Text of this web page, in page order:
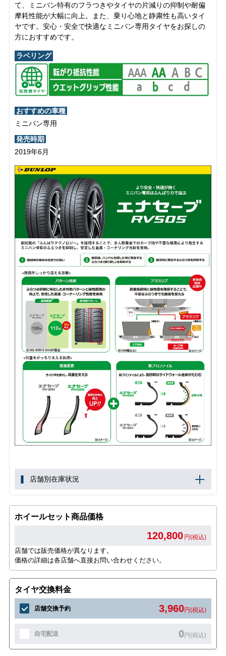
て、ミニバン特有のフラつきやタイヤの片減りの抑制や耐偏
摩耗性能が大幅に向上。また、乗り心地と静粛性も高いタイ
ヤです。安心・安全で快適なミニバン専用タイヤをお探しの
方におすすめです。
ラベリング
おすすめの車種
ミニバン専用
発売時期
2019年6月
店舗別在庫状況
ホイールセット商品価格
120,800 円(税込)
店舗では販売価格が異なります。
価格の詳細は各店舗へ直接お問い合わせください。
タイヤ交換料金
店舗交換予約 3,960円(税込)
自宅配送 0円(税込)